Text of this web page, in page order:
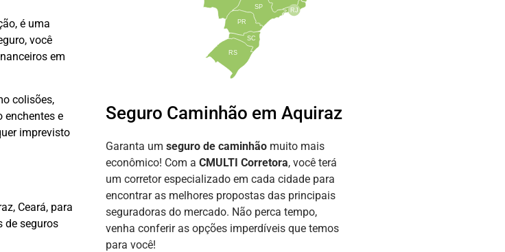
é uma
você
em
colisões,
enchentes e
imprevisto
Ceará, para
de seguros
PR
SC
RS
SP
RJ
Seguro Caminhão em Aquiraz
Garanta um seguro de caminhão muito mais
econômico! Com a CMULTI Corretora, você terá
um corretor especializado em cada cidade para
encontrar as melhores propostas das principais
seguradoras do mercado. Não perca tempo,
venha conferir as opções imperdíveis que temos
para você!